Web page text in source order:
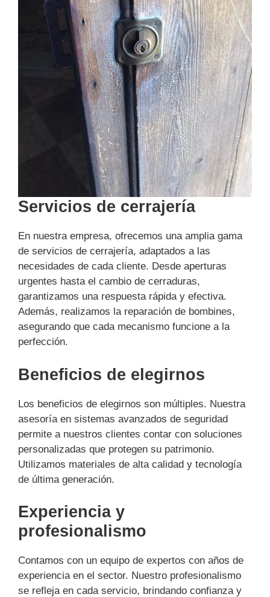
Servicios de cerrajería
En nuestra empresa, ofrecemos una amplia gama
de servicios de cerrajería, adaptados a las
necesidades de cada cliente. Desde aperturas
urgentes hasta el cambio de cerraduras,
garantizamos una respuesta rápida y efectiva.
Además, realizamos la reparación de bombines,
asegurando que cada mecanismo funcione a la
perfección.
Beneficios de elegirnos
Los beneficios de elegirnos son múltiples. Nuestra
asesoría en sistemas avanzados de seguridad
permite a nuestros clientes contar con soluciones
personalizadas que protegen su patrimonio.
Utilizamos materiales de alta calidad y tecnología
de última generación.
Experiencia y
profesionalismo
Contamos con un equipo de expertos con años de
experiencia en el sector. Nuestro profesionalismo
se refleja en cada servicio, brindando confianza y